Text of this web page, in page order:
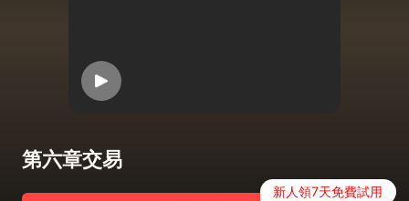
第六章交易
新人領7天免費試用